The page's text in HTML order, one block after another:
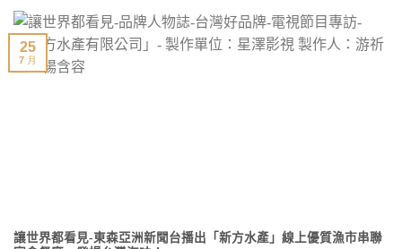
讓世界都看見-東森亞洲新聞台播出「新方水產」線上優質漁市串聯
25
7 月